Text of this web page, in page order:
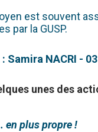
est souvent
par la GUSP.
Samira NACRI -
unes des
en plus propre !